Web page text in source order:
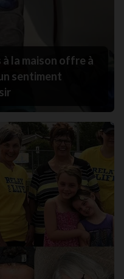
la maison offre à
sentiment